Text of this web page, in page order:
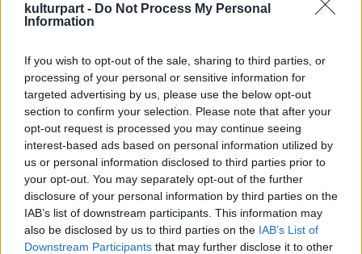
kulturpart - Do Not Process My Personal
Information
If you wish to opt-out of the sale, sharing to third parties, or
processing of your personal or sensitive information for
targeted advertising by us, please use the below opt-out
section to confirm your selection. Please note that after your
opt-out request is processed you may continue seeing
interest-based ads based on personal information utilized by
us or personal information disclosed to third parties prior to
your opt-out. You may separately opt-out of the further
disclosure of your personal information by third parties on the
IAB’s list of downstream participants. This information may
also be disclosed by us to third parties on the IAB’s List of
Downstream Participants that may further disclose it to other
Augusztus 20-23. Budai Vár
ban a pásztorélet kerül
előtérbe. A
Mesterségek Ünnepe
idei díszvendége
Spanyolország lesz, a zenéről többek között Lajkó Félix, a
Muzsikás
Együttes, az Etnofon Szirtes Edina gondoskodik.
tovább